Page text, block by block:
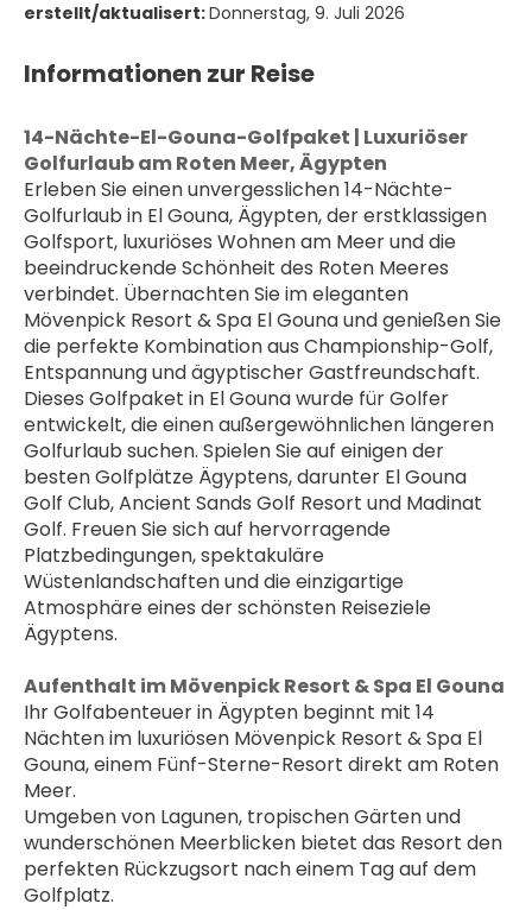
erstellt/aktualisert:Donnerstag, 9. Juli 2026
Informationen zur Reise
﻿14-Nächte-El-Gouna-Golfpaket | Luxuriöser
Golfurlaub am Roten Meer, Ägypten
Erleben Sie einen unvergesslichen 14-Nächte-
Golfurlaub in El Gouna, Ägypten, der erstklassigen
Golfsport, luxuriöses Wohnen am Meer und die
beeindruckende Schönheit des Roten Meeres
verbindet. Übernachten Sie im eleganten
Mövenpick Resort & Spa El Gouna und genießen Sie
die perfekte Kombination aus Championship-Golf,
Entspannung und ägyptischer Gastfreundschaft.
Dieses Golfpaket in El Gouna wurde für Golfer
entwickelt, die einen außergewöhnlichen längeren
Golfurlaub suchen. Spielen Sie auf einigen der
besten Golfplätze Ägyptens, darunter El Gouna
Golf Club, Ancient Sands Golf Resort und Madinat
Golf. Freuen Sie sich auf hervorragende
Platzbedingungen, spektakuläre
Wüstenlandschaften und die einzigartige
Atmosphäre eines der schönsten Reiseziele
Ägyptens.
Aufenthalt im Mövenpick Resort & Spa El Gouna
Ihr Golfabenteuer in Ägypten beginnt mit 14
Nächten im luxuriösen Mövenpick Resort & Spa El
Gouna, einem Fünf-Sterne-Resort direkt am Roten
Meer.
Umgeben von Lagunen, tropischen Gärten und
wunderschönen Meerblicken bietet das Resort den
perfekten Rückzugsort nach einem Tag auf dem
Golfplatz.